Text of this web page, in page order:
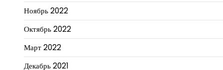
Ноябрь 2022
Октябрь 2022
Март 2022
Декабрь 2021